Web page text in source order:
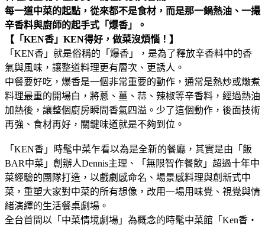
每一道中菜的起點，從來都不是食材，而是那一鍋熱油、一撮
辛香料與廚師的起手式「爆香」。
【「KEN香」KEN得好，做菜沒煩惱！】
「KEN香」就是俗稱的「爆香」，是為了釋放辛香料中的香
氣與風味，讓整道料理更有層次、更誘人。
中餐要好吃，爆香是一個非常重要的動作，通常是熱炒或燉煮
料理最重的開場白，將蔥、薑、蒜、辣椒等辛香料，經過熱油
加熱後，讓整個廚房瞬間香氣四溢。少了這個動作，後面技術
再強、食材再好，關鍵味道就是不夠到位。
「KEN香」時髦中菜乍看以為是全新的餐廳，其實是由「飯
BAR中菜」創辦人Dennis主理、「無限智作餐飲」超過十年中
菜經驗的團隊打造，以戲劇感命名、場景感料理與創新式中
菜，重塑大家對中菜的所有想像，改用一場用味覺、視覺與情
緒演繹的生活餐桌劇場。
全台首間以「中菜情境劇場」為概念的時髦中菜館「Ken香‧